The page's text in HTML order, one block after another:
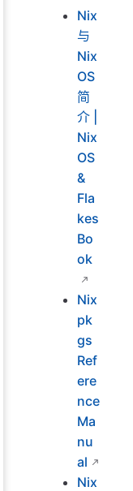
Nix
与
Nix
OS
简
介 |
Nix
OS
&
Fla
kes
Bo
ok
Nix
pk
gs
Ref
ere
nce
Ma
nu
al
Nix